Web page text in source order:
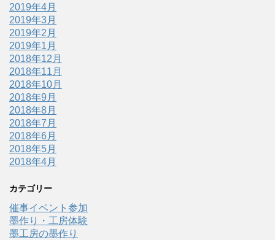
2019年4月
2019年3月
2019年2月
2019年1月
2018年12月
2018年11月
2018年10月
2018年9月
2018年8月
2018年7月
2018年6月
2018年5月
2018年4月
カテゴリー
催事イベント参加
墨作り・工房体験
墨工房の墨作り